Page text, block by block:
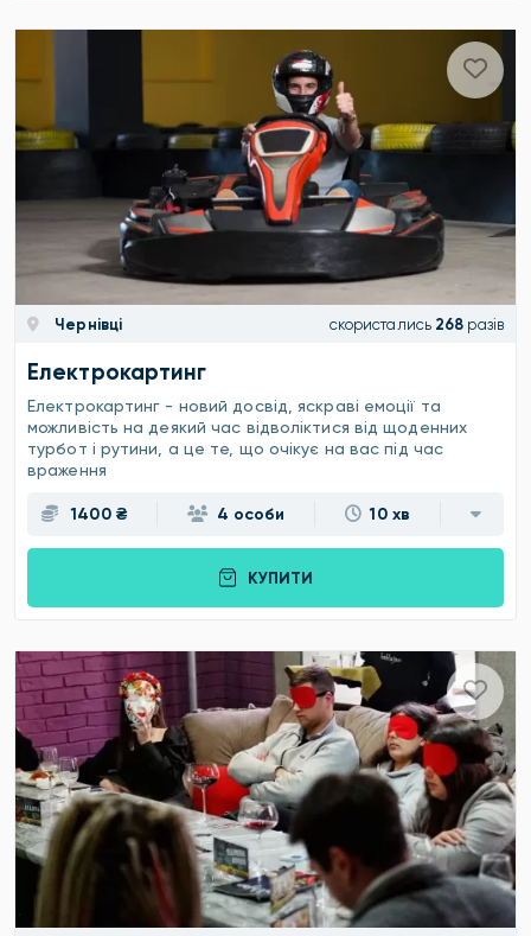
Чернівці скористались 268 разів
Електрокартинг
Електрокартинг - новий досвід, яскраві емоції та
можливість на деякий час відволіктися від щоденних
турбот і рутини, а це те, що очікує на вас під час
враження
1400 ₴ 4 особи 10 хв
КУПИТИ